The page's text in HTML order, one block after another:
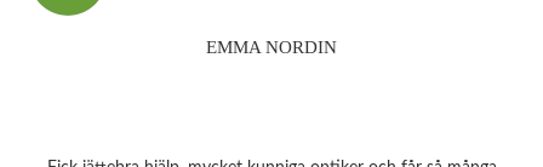
EMMA NORDIN